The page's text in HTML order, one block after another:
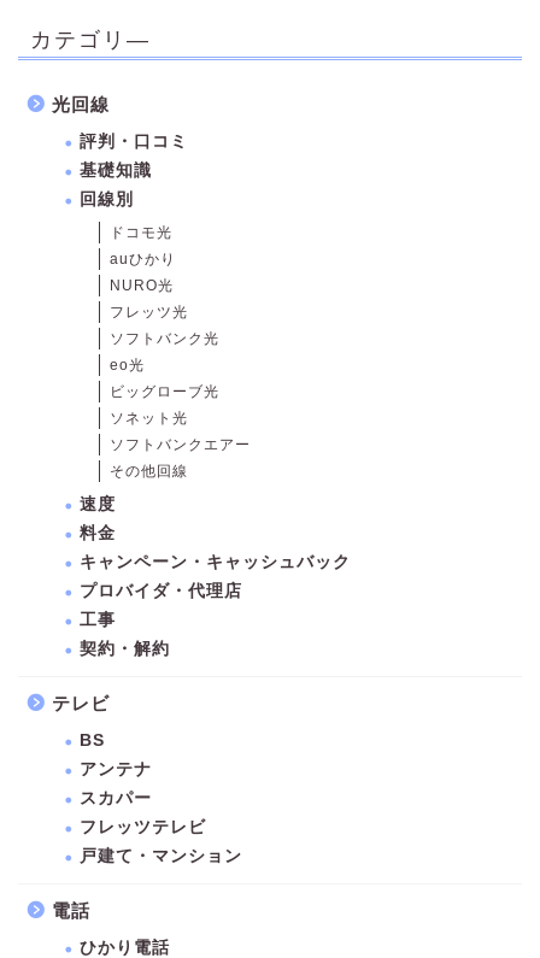
カテゴリ―
光回線
評判・口コミ
基礎知識
回線別
ドコモ光
auひかり
NURO光
フレッツ光
ソフトバンク光
eo光
ビッグローブ光
ソネット光
ソフトバンクエアー
その他回線
速度
料金
キャンペーン・キャッシュバック
プロバイダ・代理店
工事
契約・解約
テレビ
BS
アンテナ
スカパー
フレッツテレビ
戸建て・マンション
電話
ひかり電話